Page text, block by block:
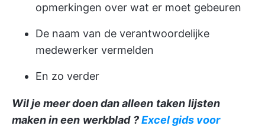
opmerkingen over wat er moet gebeuren
De naam van de verantwoordelijke
medewerker vermelden
En zo verder
Wil je meer doen dan alleen taken lijsten
maken in een werkblad ?Excel gids voor